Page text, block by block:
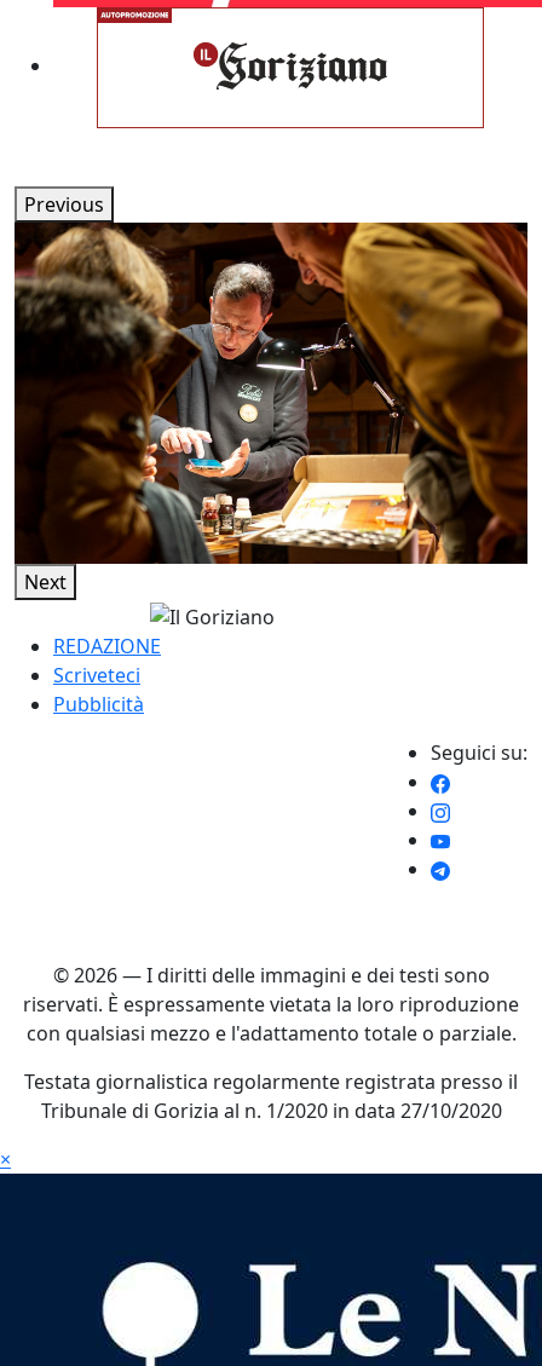
Previous
Next
REDAZIONE
Scriveteci
Pubblicità
Seguici su:
© 2026 — I diritti delle immagini e dei testi sono
riservati. È espressamente vietata la loro riproduzione
con qualsiasi mezzo e l'adattamento totale o parziale.
Testata giornalistica regolarmente registrata presso il
Tribunale di Gorizia al n. 1/2020 in data 27/10/2020
×